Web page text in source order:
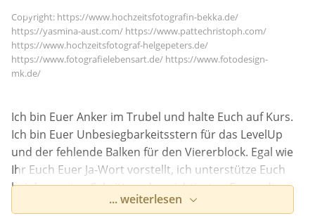
Copyright: https://www.hochzeitsfotografin-bekka.de/
https://yasmina-aust.com/ https://www.pattechristoph.com/
https://www.hochzeitsfotograf-helgepeters.de/
https://www.fotografielebensart.de/ https://www.fotodesign-
mk.de/
Ich bin Euer Anker im Trubel und halte Euch auf Kurs.
Ich bin Euer Unbesiegbarkeitsstern für das LevelUp
und der fehlende Balken für den Viererblock. Egal wie
Ihr Euch Euer Ja-Wort vorstellt, ich unterstütze Euch
bei den ersten Schritten, der wichtigsten Frage, die
nach dem Universum und dem ganzen Rest.
... weiterlesen